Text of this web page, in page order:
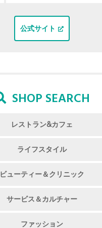
公式サイト
SHOP SEARCH
レストラン&カフェ
ライフスタイル
ビューティー＆クリニック
サービス＆カルチャー
ファッション